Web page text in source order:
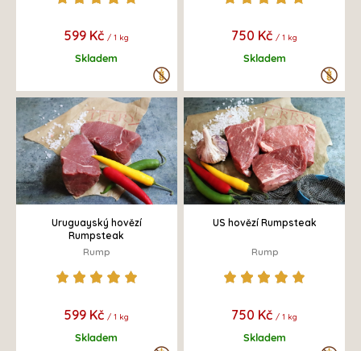
599 Kč / 1 kg
Skladem
750 Kč / 1 kg
Skladem
Uruguayský hovězí
Rumpsteak
Rump
599 Kč / 1 kg
Skladem
US hovězí Rumpsteak
Rump
750 Kč / 1 kg
Skladem